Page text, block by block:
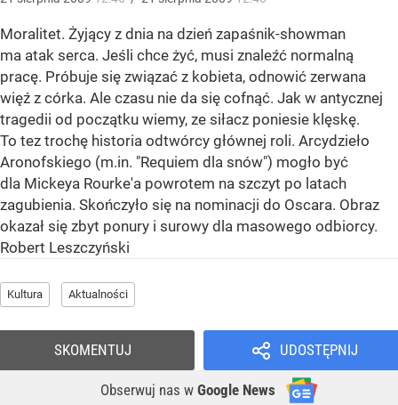
Moralitet. Żyjący z dnia na dzień zapaśnik-showman
ma atak serca. Jeśli chce żyć, musi znaleźć normalną
pracę. Próbuje się związać z kobieta, odnowić zerwana
więź z córka. Ale czasu nie da się cofnąć. Jak w antycznej
tragedii od początku wiemy, ze siłacz poniesie klęskę.
To tez trochę historia odtwórcy głównej roli. Arcydzieło
Aronofskiego (m.in. "Requiem dla snów") mogło być
dla Mickeya Rourke'a powrotem na szczyt po latach
zagubienia. Skończyło się na nominacji do Oscara. Obraz
okazał się zbyt ponury i surowy dla masowego odbiorcy.
Robert Leszczyński
Kultura Aktualności
UDOSTĘPNIJ
Obserwuj nas w Google News
SKOMENTUJ